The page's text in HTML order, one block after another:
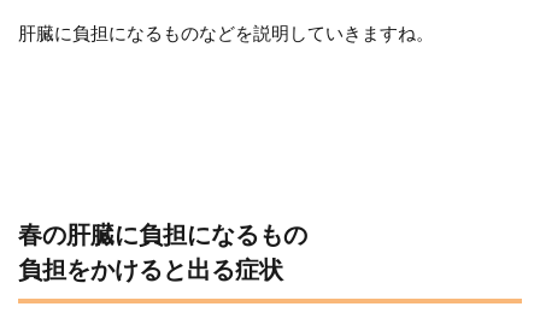
肝臓に負担になるものなどを説明していきますね。
春の肝臓に負担になるもの
負担をかけると出る症状